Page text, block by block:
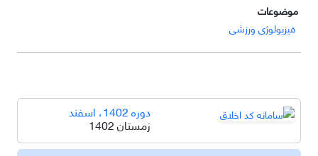
موضوعات
فیزیولوژی ورزشی
دوره 1402، اسفند
زمستان 1402